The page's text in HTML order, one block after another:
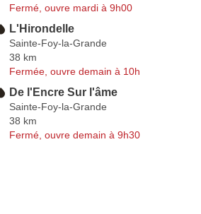
Fermé, ouvre mardi à 9h00
L'Hirondelle
Sainte-Foy-la-Grande
38 km
Fermée, ouvre demain à 10h
De l'Encre Sur l'âme
Sainte-Foy-la-Grande
38 km
Fermé, ouvre demain à 9h30